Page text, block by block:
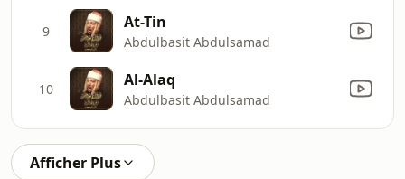
9 At-Tin
Abdulbasit Abdulsamad
10 Al-Alaq
Abdulbasit Abdulsamad
Afficher Plus